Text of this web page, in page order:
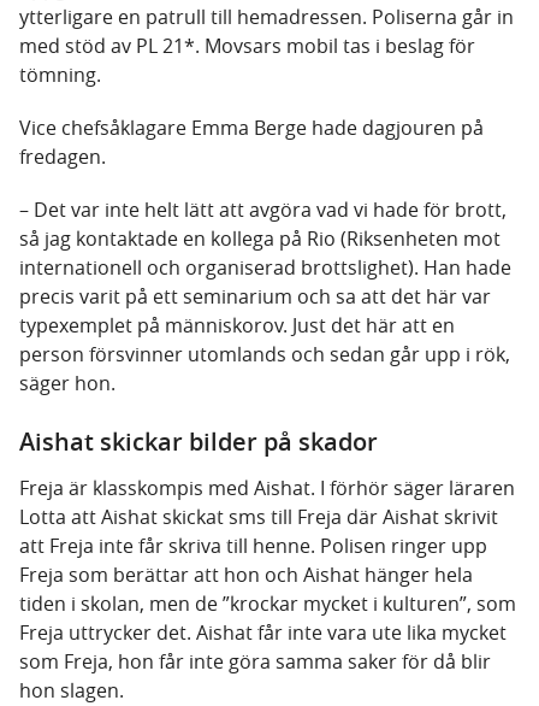
ytterligare en patrull till hemadressen. Poliserna går in
med stöd av PL 21*. Movsars mobil tas i beslag för
tömning.
Vice chefsåklagare Emma Berge hade dagjouren på
fredagen.
– Det var inte helt lätt att avgöra vad vi hade för brott,
så jag kontaktade en kollega på Rio (Riksenheten mot
internationell och organiserad brottslighet). Han hade
precis varit på ett seminarium och sa att det här var
typexemplet på människorov. Just det här att en
person försvinner utomlands och sedan går upp i rök,
säger hon.
Aishat skickar bilder på skador
Freja är klasskompis med Aishat. I förhör säger läraren
Lotta att Aishat skickat sms till Freja där Aishat skrivit
att Freja inte får skriva till henne. Polisen ringer upp
Freja som berättar att hon och Aishat hänger hela
tiden i skolan, men de ”krockar mycket i kulturen”, som
Freja uttrycker det. Aishat får inte vara ute lika mycket
som Freja, hon får inte göra samma saker för då blir
hon slagen.